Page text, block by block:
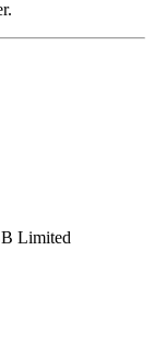
Limited